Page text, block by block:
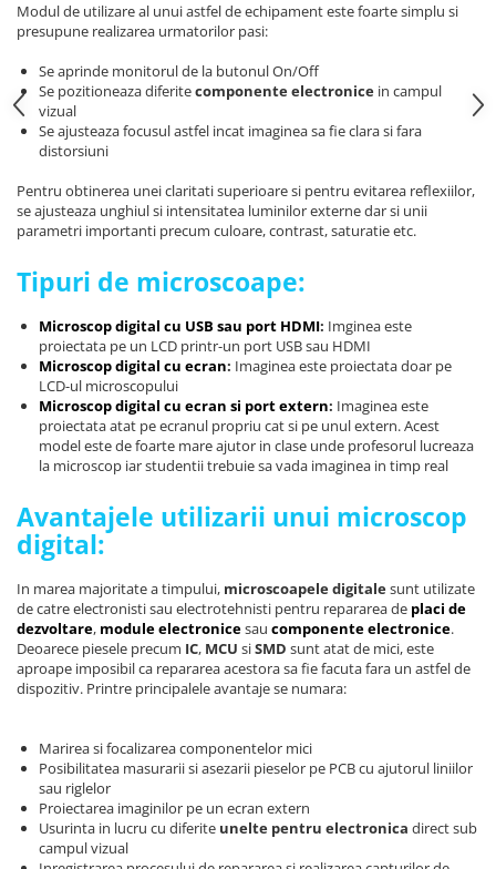
arc electric
Descarcatoare de Supratensiune
Contactoare
Blocuri de Distributie
Tablouri Electrice
Accesorii Tablouri Electrice
Stabilizatoare de Tensiune
Convertoare de Tensiune
Panouri Fotovoltaice
Intrerupatoare Smart
Prize Inteligente
Module Smart Home
Camere Supraveghere
Lanterne
Lanterne de Cap
Lampi Solare
Proiectoare LED
Aeroterme
Auto
Microscoape Biologice
Modul de utilizare al unui astfel de echipament este foarte simplu si
presupune realizarea urmatorilor pasi:
Se aprinde monitorul de la butonul On/Off
Se pozitioneaza diferitecomponente electronice in campul
vizual
Se ajusteaza focusul astfel incat imaginea sa fie clara si fara
distorsiuni
Pentru obtinerea unei claritati superioare si pentru evitarea reflexiilor,
se ajusteaza unghiul si intensitatea luminilor externe dar si unii
parametri importanti precum culoare, contrast, saturatie etc.
Tipuri de microscoape:
Microscop digital cu USB sau port HDMI: Imginea este
proiectata pe un LCD printr-un port USB sau HDMI
Microscop digital cu ecran: Imaginea este proiectata doar pe
LCD-ul microscopului
Microscop digital cu ecran si port extern: Imaginea este
proiectata atat pe ecranul propriu cat si pe unul extern. Acest
model este de foarte mare ajutor in clase unde profesorul lucreaza
la microscop iar studentii trebuie sa vada imaginea in timp real
Avantajele utilizarii unui microscop
digital:
In marea majoritate a timpului, microscoapele digitalesunt utilizate
de catre electronisti sau electrotehnisti pentru repararea de placi de
dezvoltare, module electronicesau componente electronice.
Deoarece piesele precum IC, MCU siSMD sunt atat de mici, este
aproape imposibil ca repararea acestora sa fie facuta fara un astfel de
dispozitiv. Printre principalele avantaje se numara:
Marirea si focalizarea componentelor mici
Posibilitatea masurarii si asezarii pieselor pe PCB cu ajutorul liniilor
sau riglelor
Proiectarea imaginilor pe un ecran extern
Usurinta in lucru cu diferite unelte pentru electronica direct sub
campul vizual